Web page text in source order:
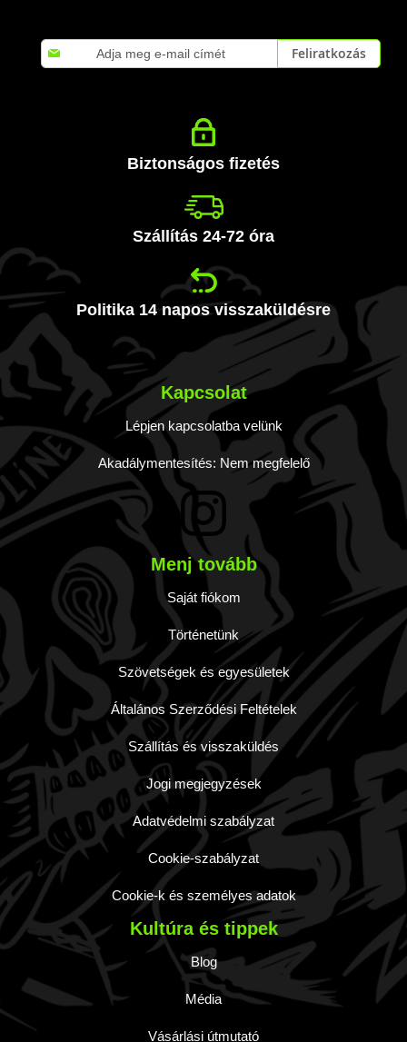
Iratkozzon
fel
Feliratkozás
Biztonságos fizetés
Szállítás 24-72 óra
Politika 14 napos visszaküldésre
Kapcsolat
Lépjen kapcsolatba velünk
Akadálymentesítés: Nem megfelelő
Menj tovább
Saját fiókom
Történetünk
Szövetségek és egyesületek
Általános Szerződési Feltételek
Szállítás és visszaküldés
Jogi megjegyzések
Adatvédelmi szabályzat
Cookie-szabályzat
Cookie-k és személyes adatok
Kultúra és tippek
Blog
Média
Vásárlási útmutató